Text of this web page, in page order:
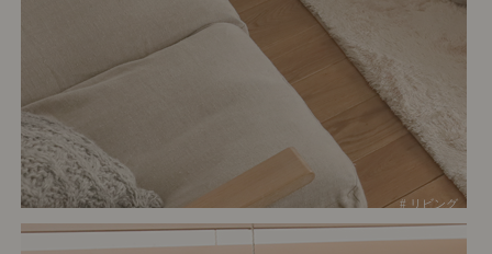
# リビング